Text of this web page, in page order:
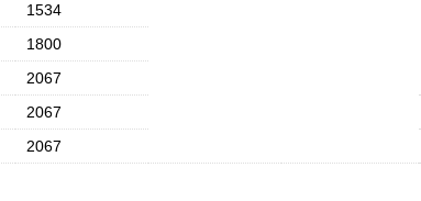
1534
1800
2067
2067
2067